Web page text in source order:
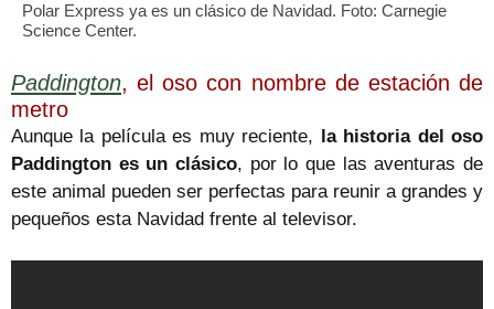
Polar Express ya es un clásico de Navidad. Foto: Carnegie
Science Center.
Paddington, el oso con nombre de estación de
metro
Aunque la película es muy reciente, la historia del oso
Paddington es un clásico, por lo que las aventuras de
este animal pueden ser perfectas para reunir a grandes y
pequeños esta Navidad frente al televisor.